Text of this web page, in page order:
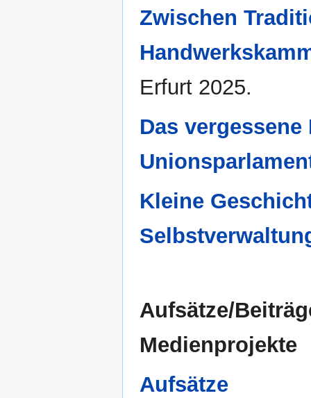
Zwischen
Erfurt 2025.
Das
Kleine
Aufsätze/
Medienprojekte
Aufsätze